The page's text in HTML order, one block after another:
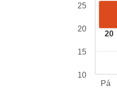
20
25
20
15
10
Pá